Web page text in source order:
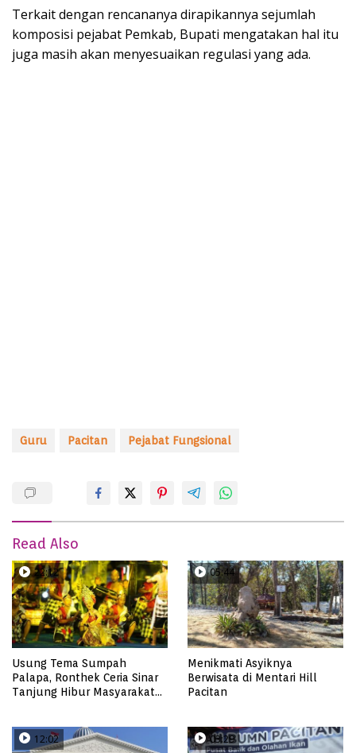
Terkait dengan rencananya dirapikannya sejumlah
komposisi pejabat Pemkab, Bupati mengatakan hal itu
juga masih akan menyesuaikan regulasi yang ada.
Guru Pacitan Pejabat Fungsional
Read Also
22:12
Usung Tema Sumpah
Palapa, Ronthek Ceria Sinar
Tanjung Hibur Masyarakat
05:44
Menikmati Asyiknya
Berwisata di Mentari Hill
Pacitan
12:02 03:29